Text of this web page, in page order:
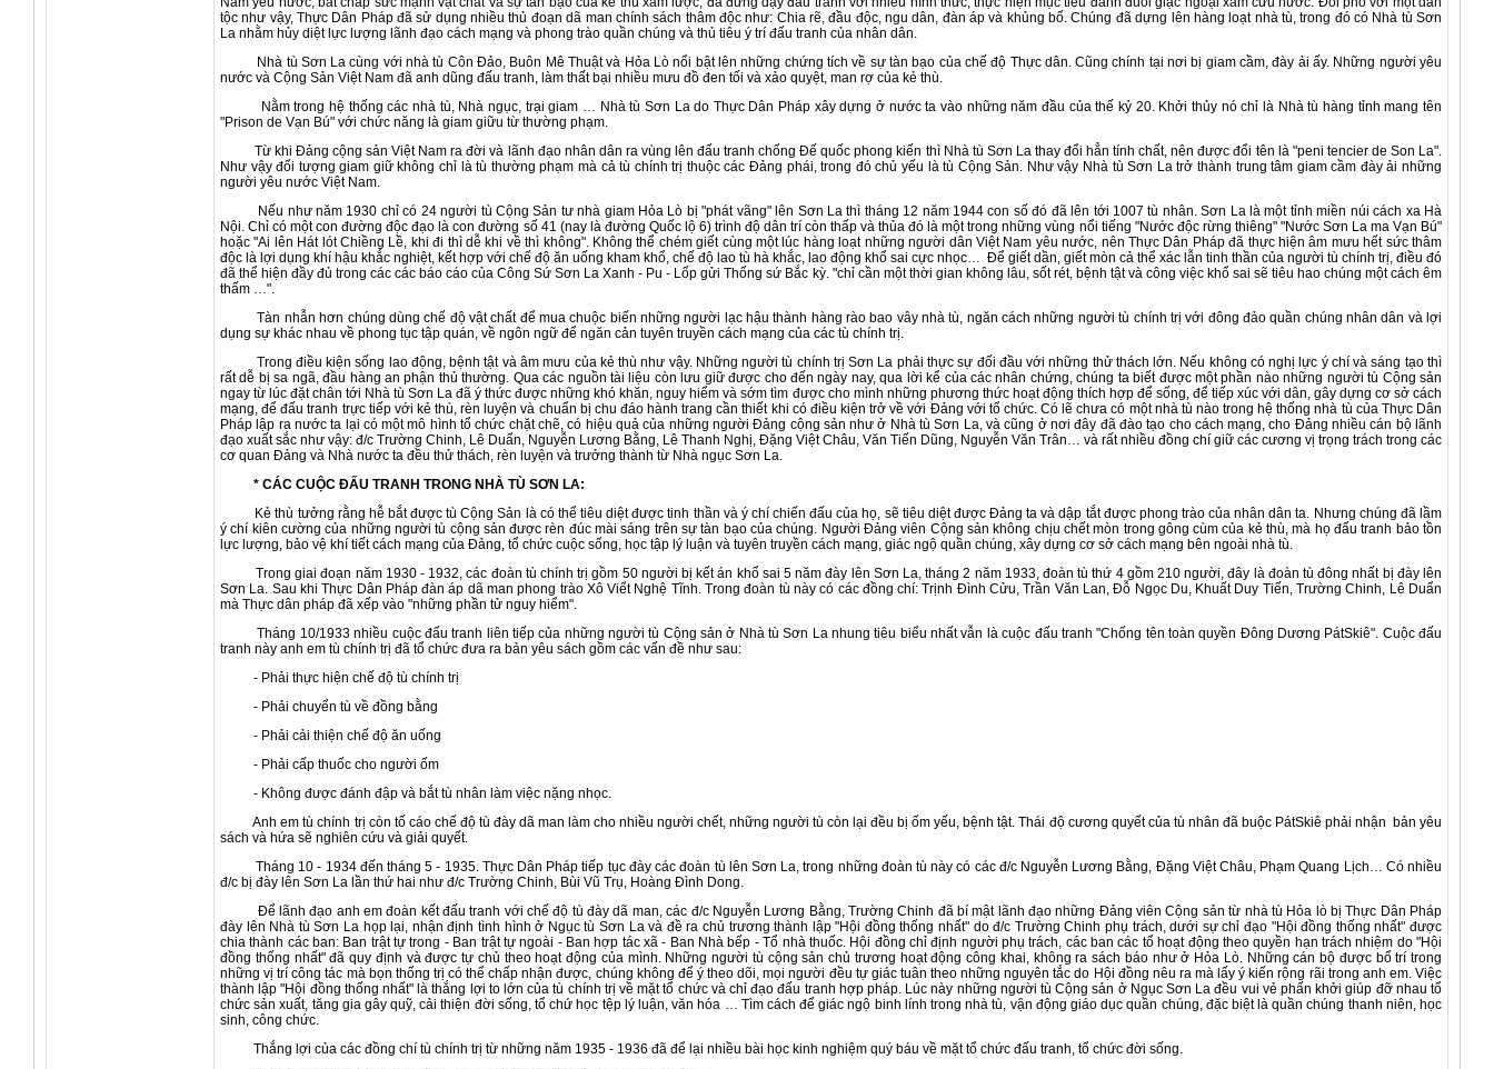
tộc như vậy, Thực Dân Pháp đã sử dụng nhiều thủ đoạn dã man chính sách thâm độc như: Chia rẽ, đầu độc, ngu dân, đàn áp và khủng bố. Chúng đã dựng lên hàng loạt nhà tù, trong đó có Nhà tù Sơn
La nhằm hủy diệt lực lượng lãnh đạo cách mạng và phong trào quần chúng và thủ tiêu ý trí đấu tranh của nhân dân.
Nhà tù Sơn La cùng với nhà tù Côn Đảo, Buôn Mê Thuật và Hỏa Lò nổi bật lên những chứng tích về sự tàn bạo của chế độ Thực dân. Cũng chính tại nơi bị giam cầm, đày ải ấy. Những người yêu
nước và Cộng Sản Việt Nam đã anh dũng đấu tranh, làm thất bại nhiều mưu đồ đen tối và xảo quyệt, man rợ của kẻ thù.
Nằm trong hệ thống các nhà tù, Nhà ngục, trại giam … Nhà tù Sơn La do Thực Dân Pháp xây dựng ở nước ta vào những năm đầu của thế kỷ 20. Khởi thủy nó chỉ là Nhà tù hàng tỉnh mang tên
"Prison de Vạn Bú" với chức năng là giam giữu từ thường phạm.
Từ khi Đảng cộng sản Việt Nam ra đời và lãnh đạo nhân dân ra vùng lên đấu tranh chống Đế quốc phong kiến thì Nhà tù Sơn La thay đổi hẳn tính chất, nên được đổi tên là "peni tencier de Son La".
Như vậy đối tượng giam giữ không chỉ là tù thường phạm mà cả tù chính trị thuộc các Đảng phái, trong đó chủ yếu là tù Cộng Sản. Như vậy Nhà tù Sơn La trở thành trung tâm giam cầm đày ải những
người yêu nước Việt Nam.
Nếu như năm 1930 chỉ có 24 người tù Cộng Sản tư nhà giam Hỏa Lò bị "phát vãng" lên Sơn La thì tháng 12 năm 1944 con số đó đã lên tới 1007 tù nhân. Sơn La là một tỉnh miền núi cách xa Hà
Nội. Chỉ có một con đường độc đạo là con đường số 41 (nay là đường Quốc lộ 6) trình độ dân trí còn thấp và thủa đó là một trong những vùng nổi tiếng "Nước độc rừng thiêng" "Nước Sơn La ma Vạn Bú"
hoặc "Ai lên Hát lót Chiềng Lề, khi đi thì dễ khi về thì không". Không thể chém giết cùng một lúc hàng loạt những người dân Việt Nam yêu nước, nên Thực Dân Pháp đã thực hiện âm mưu hết sức thâm
độc là lợi dụng khí hậu khắc nghiệt, kết hợp với chế độ ăn uống kham khổ, chế độ lao tù hà khắc, lao động khổ sai cực nhọc… Để giết dần, giết mòn cả thể xác lẫn tinh thần của người tù chính trị, điều đó
đã thể hiện đầy đủ trong các các báo cáo của Công Sứ Sơn La Xanh - Pu - Lốp gửi Thống sứ Bắc kỳ. "chỉ cần một thời gian không lâu, sốt rét, bệnh tật và công việc khổ sai sẽ tiêu hao chúng một cách êm
thấm …".
Tàn nhẫn hơn chúng dùng chế độ vật chất để mua chuộc biến những người lạc hậu thành hàng rào bao vây nhà tù, ngăn cách những người tù chính trị với đông đảo quần chúng nhân dân và lợi
dụng sự khác nhau về phong tục tập quán, về ngôn ngữ để ngăn cản tuyên truyền cách mạng của các tù chính trị.
Trong điều kiện sống lao động, bệnh tật và âm mưu của kẻ thù như vậy. Những người tù chính trị Sơn La phải thực sự đối đầu với những thử thách lớn. Nếu không có nghị lực ý chí và sáng tạo thì
rất dễ bị sa ngã, đầu hàng an phận thủ thường. Qua các nguồn tài liệu còn lưu giữ được cho đến ngày nay, qua lời kể của các nhân chứng, chúng ta biết được một phần nào những người tù Cộng sản
ngay từ lúc đặt chân tới Nhà tù Sơn La đã ý thức được những khó khăn, nguy hiểm và sớm tìm được cho mình những phương thức hoạt động thích hợp để sống, để tiếp xúc với dân, gây dựng cơ sở cách
mạng, để đấu tranh trực tiếp với kẻ thù, rèn luyện và chuẩn bị chu đáo hành trang cần thiết khi có điều kiện trở về với Đảng với tổ chức. Có lẽ chưa có một nhà tù nào trong hệ thống nhà tù của Thực Dân
Pháp lập ra nước ta lại có một mô hình tổ chức chặt chẽ, có hiệu quả của những người Đảng cộng sản như ở Nhà tù Sơn La, và cũng ở nơi đây đã đào tạo cho cách mạng, cho Đảng nhiều cán bộ lãnh
đạo xuất sắc như vậy: đ/c Trường Chinh, Lê Duẩn, Nguyễn Lương Bằng, Lê Thanh Nghị, Đặng Việt Châu, Văn Tiến Dũng, Nguyễn Văn Trân… và rất nhiều đồng chí giữ các cương vị trọng trách trong các
cơ quan Đảng và Nhà nước ta đều thử thách, rèn luyện và trưởng thành từ Nhà ngục Sơn La.
* CÁC CUỘC ĐẤU TRANH TRONG NHÀ TÙ SƠN LA:
Kẻ thù tưởng rằng hễ bắt được tù Cộng Sản là có thể tiêu diệt được tinh thần và ý chí chiến đấu của họ, sẽ tiêu diệt được Đảng ta và dập tắt được phong trào của nhân dân ta. Nhưng chúng đã lầm
ý chí kiên cường của những người tù cộng sản được rèn đúc mài sáng trên sự tàn bạo của chúng. Người Đảng viên Cộng sản không chịu chết mòn trong gông cùm của kẻ thù, mà họ đấu tranh bảo tồn
lực lượng, bảo vệ khí tiết cách mạng của Đảng, tổ chức cuộc sống, học tập lý luận và tuyên truyền cách mạng, giác ngộ quần chúng, xây dựng cơ sở cách mạng bên ngoài nhà tù.
Trong giai đoạn năm 1930 - 1932, các đoàn tù chính trị gồm 50 người bị kết án khổ sai 5 năm đày lên Sơn La, tháng 2 năm 1933, đoàn tù thứ 4 gồm 210 người, đây là đoàn tù đông nhất bị đày lên
Sơn La. Sau khi Thực Dân Pháp đàn áp dã man phong trào Xô Viết Nghệ Tĩnh. Trong đoàn tù này có các đồng chí: Trịnh Đình Cửu, Trần Văn Lan, Đỗ Ngọc Du, Khuất Duy Tiến, Trường Chinh, Lê Duẩn
mà Thực dân pháp đã xếp vào "những phần tử nguy hiểm".
Tháng 10/1933 nhiều cuộc đấu tranh liên tiếp của những người tù Cộng sản ở Nhà tù Sơn La nhung tiêu biểu nhất vẫn là cuộc đấu tranh "Chống tên toàn quyền Đông Dương PátSkiê". Cuộc đấu
tranh này anh em tù chính trị đã tổ chức đưa ra bản yêu sách gồm các vấn đề như sau:
- Phải thực hiện chế độ tù chính trị
- Phải chuyển tù về đồng bằng
- Phải cải thiện chế độ ăn uống
- Phải cấp thuốc cho người ốm
- Không được đánh đập và bắt tù nhân làm việc nặng nhọc.
Anh em tù chính trị còn tố cáo chế độ tù đày dã man làm cho nhiều người chết, những người tù còn lại đều bị ốm yếu, bệnh tật. Thái độ cương quyết của tù nhân đã buộc PátSkiê phải nhận bản yêu
sách và hứa sẽ nghiên cứu và giải quyết.
Tháng 10 - 1934 đến tháng 5 - 1935. Thực Dân Pháp tiếp tục đày các đoàn tù lên Sơn La, trong những đoàn tù này có các đ/c Nguyễn Lương Bằng, Đặng Việt Châu, Phạm Quang Lịch… Có nhiều
đ/c bị đày lên Sơn La lần thứ hai như đ/c Trường Chinh, Bùi Vũ Trụ, Hoàng Đình Dong.
Để lãnh đạo anh em đoàn kết đấu tranh với chế độ tù đày dã man, các đ/c Nguyễn Lương Bằng, Trường Chinh đã bí mật lãnh đạo những Đảng viên Cộng sản từ nhà tù Hỏa lò bị Thực Dân Pháp
đày lên Nhà tù Sơn La họp lại, nhận định tình hình ở Ngục tù Sơn La và đề ra chủ trương thành lập "Hội đồng thống nhất" do đ/c Trường Chinh phụ trách, dưới sự chỉ đạo "Hội đồng thống nhất" được
chia thành các ban: Ban trật tự trong - Ban trật tự ngoài - Ban hợp tác xã - Ban Nhà bếp - Tổ nhà thuốc. Hội đồng chỉ định người phụ trách, các ban các tổ hoạt động theo quyền hạn trách nhiệm do "Hội
đồng thống nhất" đã quy định và được tự chủ theo hoạt động của mình. Những người tù cộng sản chủ trương hoạt động công khai, không ra sách báo như ở Hỏa Lò. Những cán bộ được bố trí trong
những vị trí công tác mà bọn thống trị có thể chấp nhận được, chúng không để ý theo dõi, mọi người đều tự giác tuân theo những nguyên tắc do Hội đồng nêu ra mà lấy ý kiến rộng rãi trong anh em. Việc
thành lập "Hội đồng thống nhất" là thắng lợi to lớn của tù chính trị về mặt tổ chức và chỉ đạo đấu tranh hợp pháp. Lúc này những người tù Cộng sản ở Ngục Sơn La đều vui vẻ phấn khởi giúp đỡ nhau tổ
chức sản xuất, tăng gia gây quỹ, cải thiện đời sống, tổ chứ học tệp lý luận, văn hóa … Tìm cách để giác ngộ binh lính trong nhà tù, vận động giáo dục quần chúng, đặc biệt là quần chúng thanh niên, học
sinh, công chức.
Thắng lợi của các đồng chí tù chính trị từ những năm 1935 - 1936 đã để lại nhiều bài học kinh nghiệm quý báu về mặt tổ chức đấu tranh, tổ chức đời sống.